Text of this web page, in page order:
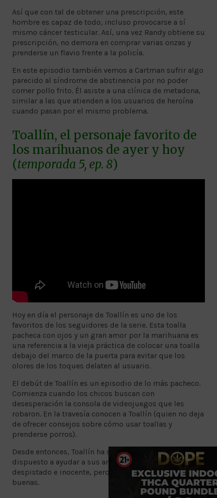
Así que con tal de obtener una prescripción, este
hombre es capaz de todo, incluso provocarse a sí
mismo cáncer testicular. Así, una vez Randy obtiene su
prescripción, no demora en comprar varias onzas y
prenderse un flavio frente a la policía.
En este episodio también vemos a Cartman sufrir algo
parecido al síndrome de abstinencia por no poder
comer pollo frito. Él asiste a una clínica de metadona,
similar a las que atienden a los usuarios de heroína
cuando pasan por el mismo problema.
Toallín, el personaje favorito de
los marihuanos de ayer y hoy
(temporada 5, ep. 8)
Hoy en día el personaje de Toallín es uno de los
favoritos de los seguidores de la serie. Esta toalla
pacheca con ojos y un gran amor por la marihuana es
una referencia a la vieja práctica de colocar una toalla
debajo del marco de la puerta para evitar que los
olores de los toques delaten al usuario.
El debút de Toallín es un episodio de lo más pacheco.
Comienza cuando los chicos buscan con
desesperación la consola de videojuegos que les
robaron. En la travesía conocen a Toallín (quien no deja
de ofrecer consejos sobre cómo usar toallas y
prenderse porros).
Desde entonces, Toallín ha sido un personaje noble y
dispuesto a ayudar a sus amigos. Claro, es un poco
despistado e inocente, pero sus intenciones son
buenas.